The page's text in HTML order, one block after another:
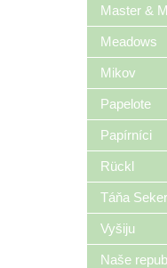
Master &
Meadows
Mikov
Papelote
Papírníci
Rückl
Táňa
Vyšiju
Naše